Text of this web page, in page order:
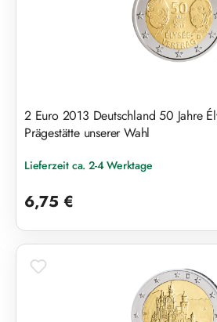
2 Euro 2013 Deutschland 50 Jahre
Prägestätte unserer Wahl
Lieferzeit ca. 2-4 Werktage
6,75 €